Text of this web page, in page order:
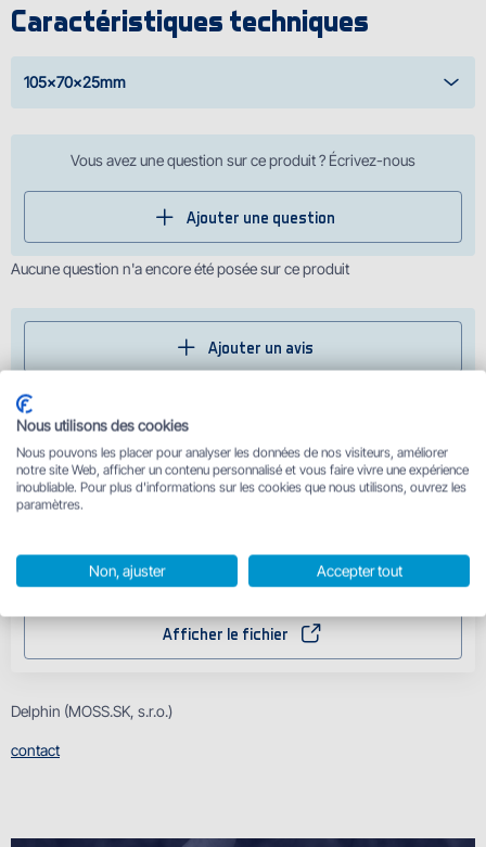
Caractéristiques techniques
105x70x25mm
Vous avez une question sur ce produit ? Écrivez-nous
Ajouter une question
Aucune question n'a encore été posée sur ce produit
Ajouter un avis
Aucun avis n'a encore été ajouté pour ce produit
Boîte Delphin G-13 - Certificat de garantie
Avertissements de sécurité - Boîtes et organiseurs
Afficher le fichier
Delphin (MOSS.SK, s.r.o.)
contact
Nous utilisons des cookies
Nous pouvons les placer pour analyser les données de nos visiteurs, améliorer
notre site Web, afficher un contenu personnalisé et vous faire vivre une expérience
inoubliable. Pour plus d'informations sur les cookies que nous utilisons, ouvrez les
paramètres.
Non, ajuster Accepter tout